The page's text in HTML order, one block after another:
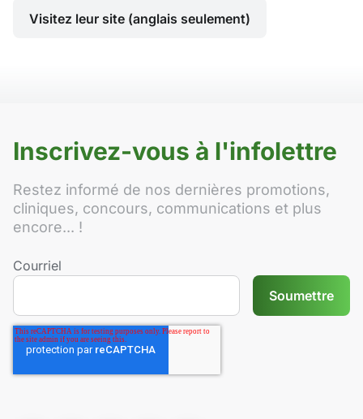
Visitez leur site (anglais seulement)
Inscrivez-vous à l'infolettre
Restez informé de nos dernières promotions,
cliniques, concours, communications et plus
encore... !
Courriel